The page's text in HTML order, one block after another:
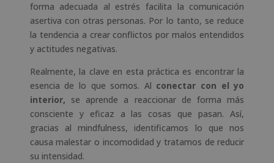
forma adecuada al estrés facilita la comunicación
asertiva con otras personas. Por lo tanto, se reduce
la tendencia a crear conflictos por malos entendidos
y actitudes negativas.
Realmente, la clave en esta práctica es encontrar la
esencia de lo que somos. Al conectar con el yo
interior, se aprende a reaccionar de forma más
consciente y eficaz a las cosas que pasan. Así,
gracias al mindfulness, identificamos lo que nos
causa malestar o incomodidad y tratamos de reducir
su intensidad.